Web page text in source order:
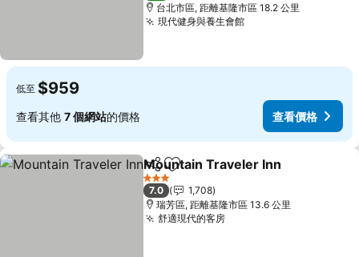
台北市區, 距離基隆市區 18.2 公里
現代健身與養生會館查看價格
低至 $959
查看其他 7 個網站的價格 查看價格
分享 加入我的最愛
Mountain Traveler Inn
3 星級
7.0
1,708
瑞芳區, 距離基隆市區 13.6 公里
舒適現代的客房查看價格